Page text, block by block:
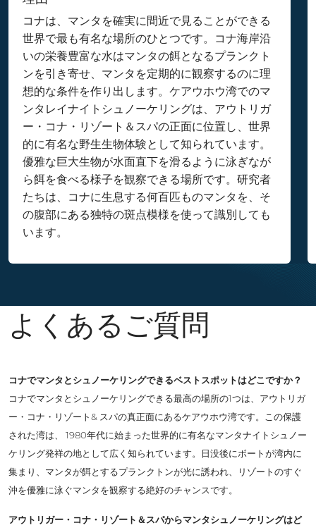
コナは、マンタを確実に間近で見ることができる
世界で最も有名な場所のひとつです。コナ海岸沿
いの栄養豊富な水はマンタの餌となるプランクト
ンを引き寄せ、マンタを定期的に観察するのに理
想的な条件を作り出します。ケアウホウ湾でのマ
ンタレイナイトシュノーケリングは、アウトリガ
ー・コナ・リゾート＆スパの正面に位置し、世界
的に有名な野生生物体験として知られています。
優雅な巨大生物が水面直下を滑るように泳ぎなが
ら餌を食べる様子を観察できる場所です。研究者
たちは、コナに生息する何百匹ものマンタを、そ
の腹部にある独特の斑点模様を使って識別しても
います。
よくあるご質問
コナでマンタとシュノーケリングできるベストスポットはどこですか？
コナでマンタとシュノーケリングできる最高の場所の1つは、アウトリガ
ー・コナ・リゾート& スパの真正面にあるケアウホウ湾です。この保護
された湾は、 1980年代に始まった世界的に有名なマンタナイトシュノー
ケリング発祥の地として広く知られています。日没後にボートが湾内に
集まり、マンタが餌とするプランクトンが光に誘われ、リゾートのすぐ
沖を優雅に泳ぐマンタを観察する絶好のチャンスです。
アウトリガー・コナ・リゾート＆スパからマンタシュノーケリングはど